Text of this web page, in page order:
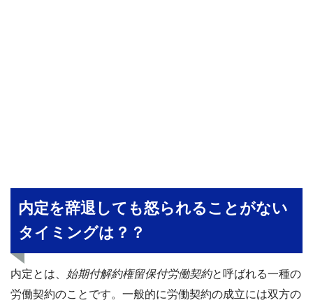
内定を辞退しても怒られることがない
タイミングは？？
内定とは、 始期付解約権留保付労働契約と呼ばれる一種の
労働契約のことです。一般的に労働契約の成立には双方の